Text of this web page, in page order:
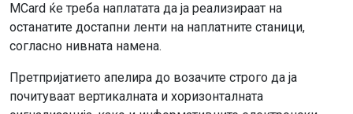
MCard ќе треба наплатата да ја реализираат на
останатите достапни ленти на наплатните станици,
согласно нивната намена.
Претпријатието апелира до возачите строго да ја
почитуваат вертикалната и хоризонталната